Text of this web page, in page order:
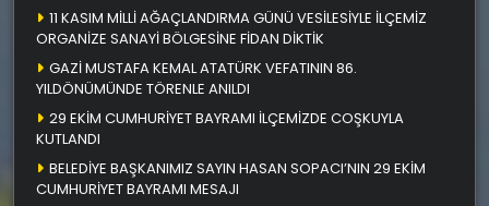
11 KASIM MİLLİ AĞAÇLANDIRMA GÜNÜ VESİLESİYLE İLÇEMİZ
ORGANİZE SANAYİ BÖLGESİNE FİDAN DİKTİK
GAZİ MUSTAFA KEMAL ATATÜRK VEFATININ 86.
YILDÖNÜMÜNDE TÖRENLE ANILDI
29 EKİM CUMHURİYET BAYRAMI İLÇEMİZDE COŞKUYLA
KUTLANDI
BELEDİYE BAŞKANIMIZ SAYIN HASAN SOPACI’NIN 29 EKİM
CUMHURİYET BAYRAMI MESAJI